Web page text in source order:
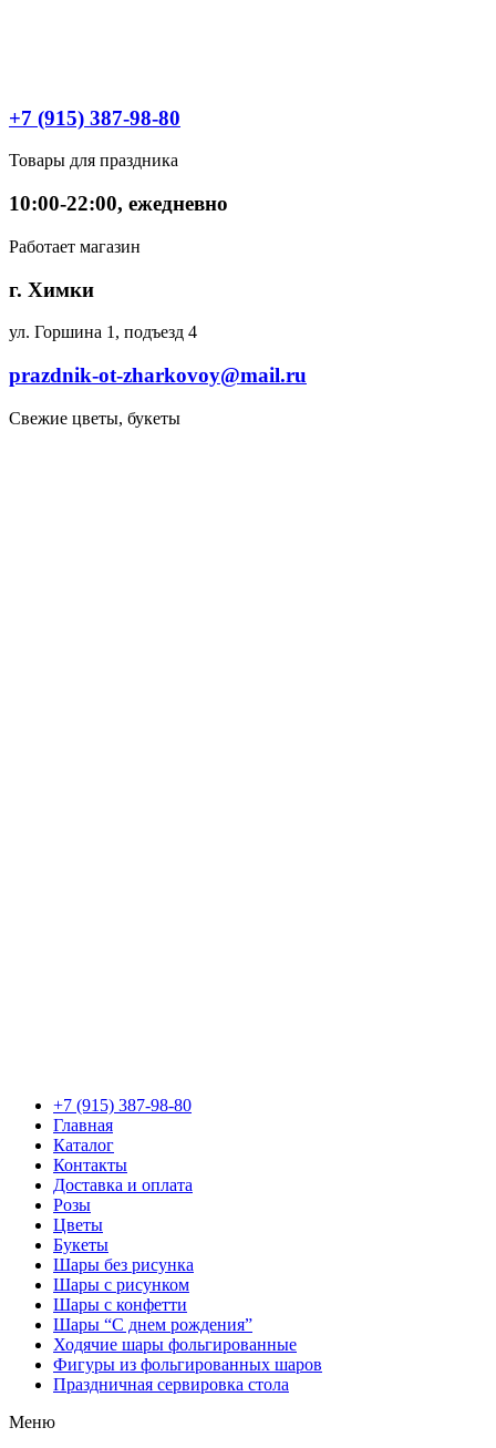
+7 (915) 387-98-80
Товары для праздника
10:00-22:00, ежедневно
Работает магазин
г. Химки
ул. Горшина 1, подъезд 4
prazdnik-ot-zharkovoy@mail.ru
Свежие цветы, букеты
+7 (915) 387-98-80
Главная
Каталог
Контакты
Доставка и оплата
Розы
Цветы
Букеты
Шары без рисунка
Шары с рисунком
Шары с конфетти
Шары “С днем рождения”
Ходячие шары фольгированные
Фигуры из фольгированных шаров
Праздничная сервировка стола
Меню